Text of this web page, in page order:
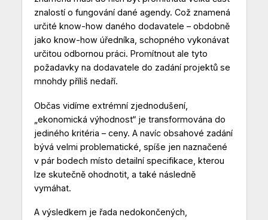
znalostí o fungování dané agendy. Což znamená
určité know-how daného dodavatele – obdobně
jako know-how úředníka, schopného vykonávat
určitou odbornou práci. Promítnout ale tyto
požadavky na dodavatele do zadání projektů se
mnohdy příliš nedaří.
Občas vidíme extrémní zjednodušení,
„ekonomická výhodnost“ je transformována do
jediného kritéria – ceny. A navíc obsahové zadání
bývá velmi problematické, spíše jen naznačené
v pár bodech místo detailní specifikace, kterou
lze skutečně ohodnotit, a také následně
vymáhat.
A výsledkem je řada nedokončených,